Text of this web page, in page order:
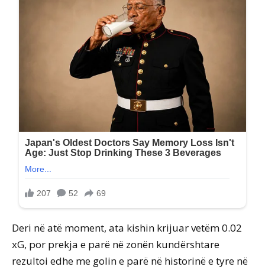
Deri në atë moment, ata kishin krijuar vetëm 0.02
xG, por prekja e parë në zonën kundërshtare
rezultoi edhe me golin e parë në historinë e tyre në